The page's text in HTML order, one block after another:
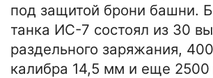
под защитой брони башни.
танка ИС-7 состоял из 30
раздельного заряжания,
калибра 14,5 мм и еще 2500